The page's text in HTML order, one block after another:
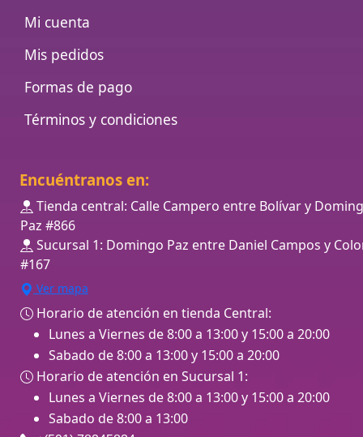
Mi cuenta
Mis pedidos
Formas de pago
Términos y condiciones
Encuéntranos en:
Tienda central: Calle Campero entre Bolívar y
Paz #866
Sucursal 1: Domingo Paz entre Daniel Campos y
#167
Ver mapa
Horario de atención en tienda Central:
Lunes a Viernes de 8:00 a 13:00 y 15:00 a 20:00
Sabado de 8:00 a 13:00 y 15:00 a 20:00
Horario de atención en Sucursal 1:
Lunes a Viernes de 8:00 a 13:00 y 15:00 a 20:00
Sabado de 8:00 a 13:00